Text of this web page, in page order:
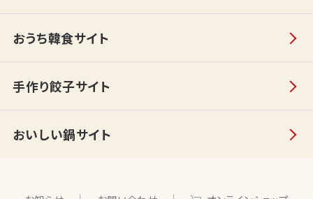
おうち韓食サイト
手作り餃子サイト
おいしい鍋サイト